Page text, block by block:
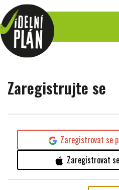
Zaregistrujte se
Zaregistrovat se
Zaregistrovat